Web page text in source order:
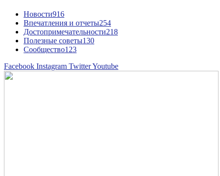
Новости916
Впечатления и отчеты254
Достопримечательности218
Полезные советы130
Сообщество123
Facebook Instagram TwitterYoutube